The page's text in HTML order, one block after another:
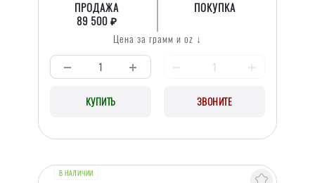
ПРОДАЖА
89 500 ₽
ПОКУПКА
Цена за грамм и oz ↓
КУПИТЬ ЗВОНИТЕ
В НАЛИЧИИ